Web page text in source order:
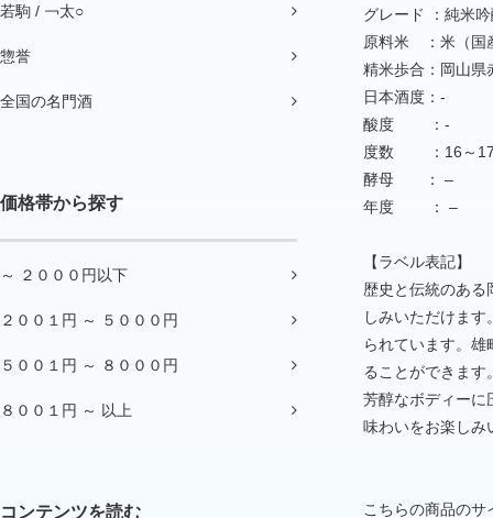
若駒 / ￢太○
惣誉
全国の名門酒
価格帯から探す
～ ２０００円以下
２００１円 ～ ５０００円
５００１円 ～ ８０００円
８００１円 ～ 以上
コンテンツを読む
グレード ：純米
原料米 ：米（国
精米歩合：岡山
日本酒度：-
酸度 ：-
度数 ：16～
酵母 ： –
年度 ： –
【ラベル表記】
歴史と伝統のある
しみいただけま
られています。
ることができます
芳醇なボディーに
味わいをお楽しみ
こちらの商品の